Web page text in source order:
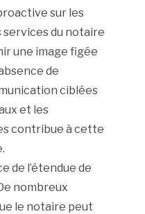
sur les
du notaire
une image figée
de
ciblées
et les
contribue à cette
de l’étendue de
nombreux
le notaire peut